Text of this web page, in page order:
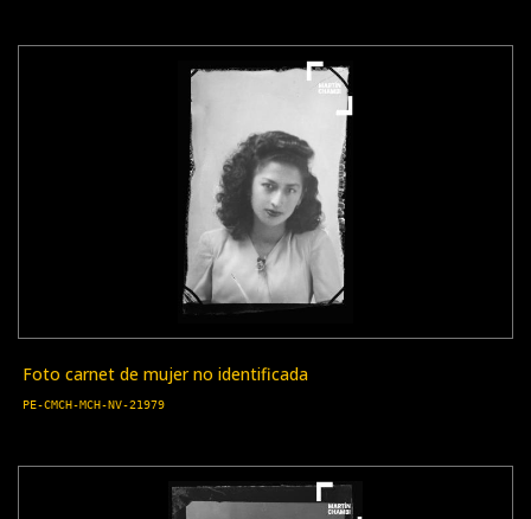
Foto carnet de mujer no identificada
PE-CMCH-MCH-NV-21979